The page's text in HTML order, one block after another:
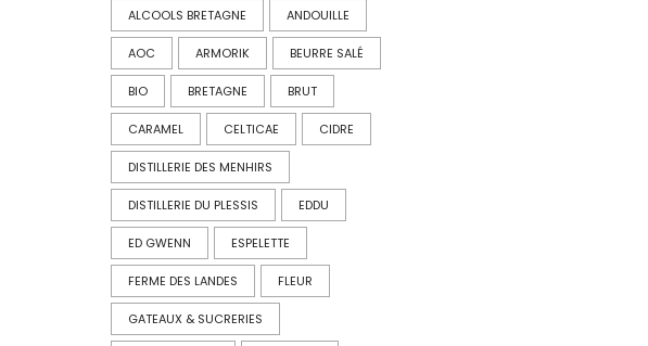
ALCOOLS BRETAGNE ANDOUILLE
AOC ARMORIK BEURRE SALÉ
BIO BRETAGNE BRUT
CARAMEL CELTICAE CIDRE
DISTILLERIE DES MENHIRS
DISTILLERIE DU PLESSIS EDDU
ED GWENN ESPELETTE
FERME DES LANDES FLEUR
GATEAUX & SUCRERIES